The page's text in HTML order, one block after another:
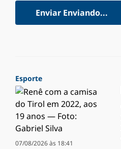
Enviar Enviando...
Esporte
07/08/2026 às 18:41